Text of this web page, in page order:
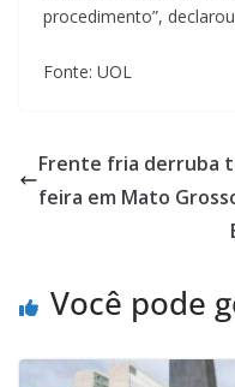
procedimento”,
Fonte: UOL
Frente fria derruba
feira em Mato
Você pode